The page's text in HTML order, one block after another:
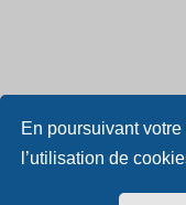
En poursuivant
l’utilisation de